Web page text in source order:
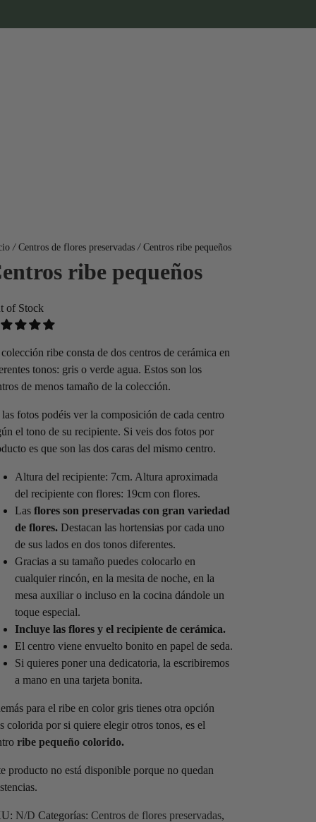
/ Centros de flores preservadas /Centros ribe pequeños
ribe pequeños
of Stock
ribe consta de dos centros de cerámica en
tonos: gris o verde agua. Estos son los
de menos tamaño de la colección.
fotos podéis ver la composición de cada centro
el tono de su recipiente. Si veis dos fotos por
es que son las dos caras del mismo centro.
Altura del recipiente: 7cm. Altura aproximada
del recipiente con flores: 19cm con flores.
Las flores son preservadas con gran variedad
de flores. Destacan las hortensias por cada uno
de sus lados en dos tonos diferentes.
Gracias a su tamaño puedes colocarlo en
cualquier rincón, en la mesita de noche, en la
mesa auxiliar o incluso en la cocina dándole un
toque especial.
Incluye las flores y el recipiente de cerámica.
El centro viene envuelto bonito en papel de seda.
Si quieres poner una dedicatoria, la escribiremos
a mano en una tarjeta bonita.
para el ribe en color gris tienes otra opción
colorida por si quiere elegir otros tonos, es el
ribe pequeño colorido.
producto no está disponible porque no quedan
N/D Categorías: Centros de flores preservadas,